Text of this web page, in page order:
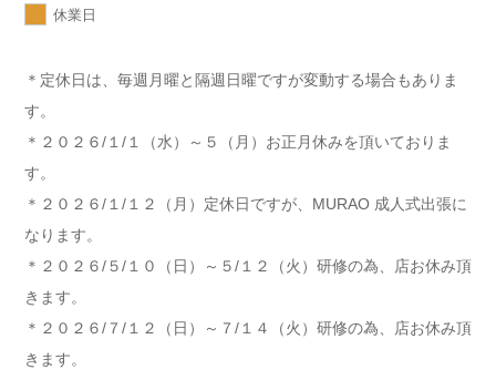
休業日
＊定休日は、毎週月曜と隔週日曜ですが変動する場合もありま
す。
＊２０２６/１/１（水）～５（月）お正月休みを頂いておりま
す。
＊２０２６/１/１２（月）定休日ですが、MURAO 成人式出張に
なります。
＊２０２６/５/１０（日）～５/１２（火）研修の為、店お休み頂
きます。
＊２０２６/７/１２（日）～７/１４（火）研修の為、店お休み頂
きます。